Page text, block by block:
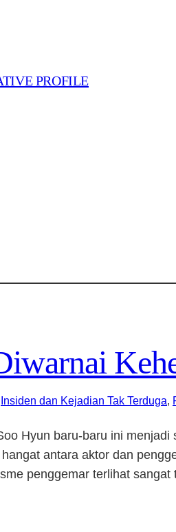
PROFILE
Insiden dan Kejadian Tak Terduga,
Hyun baru-baru ini
antara aktor dan
penggemar terlihat